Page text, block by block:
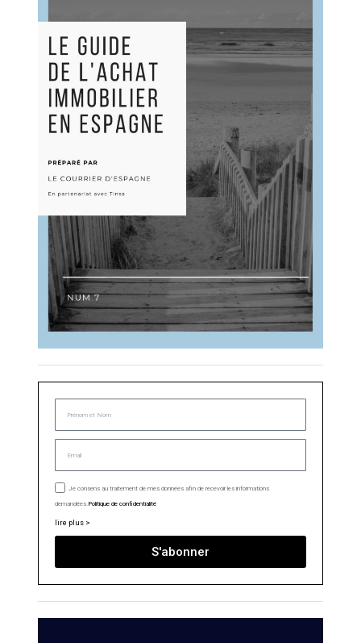
Je consens au traitement de mes données afin de recevoir les informations
demandées.Politique de confidentialité
lire plus >
S'abonner